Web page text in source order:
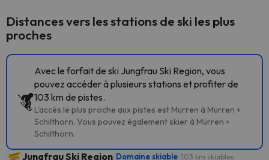
Distances vers les stations de ski les plus
proches
Avec le forfait de ski Jungfrau Ski Region, vous
pouvez accéder à plusieurs stations et profiter de
103 km de pistes.
L'accès le plus proche aux pistes est Mürren à Mürren +
Schilthorn. Vous pouvez également skier à Mürren +
Schilthorn.
Jungfrau Ski Region Domaine skiable 103 km skiables